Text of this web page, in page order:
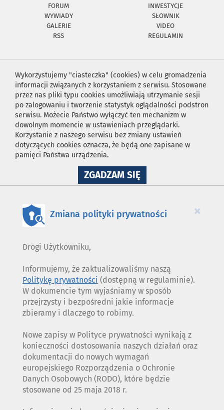
FORUM
INWESTYCJE
WYWIADY
SŁOWNIK
GALERIE
VIDEO
RSS
REGULAMIN
Wykorzystujemy "ciasteczka" (cookies) w celu gromadzenia
informacji związanych z korzystaniem z serwisu. Stosowane
przez nas pliki typu cookies umożliwiają utrzymanie sesji
po zalogowaniu i tworzenie statystyk oglądalności podstron
serwisu. Możecie Państwo wyłączyć ten mechanizm w
dowolnym momencie w ustawieniach przeglądarki.
Korzystanie z naszego serwisu bez zmiany ustawień
dotyczących cookies oznacza, że będą one zapisane w
pamięci Państwa urządzenia.
ZGADZAM SIĘNA
WYKORZYSTANIE
×
Zmiana polityki prywatności
Drogi Użytkowniku,
Informujemy, że zaktualizowaliśmy naszą
Politykę prywatności (dostępną w regulaminie).
W dokumencie tym wyjaśniamy w sposób
przejrzysty i bezpośredni jakie informacje
zbieramy i dlaczego to robimy.
Nowe zapisy w Polityce prywatności wynikają z
konieczności dostosowania naszych działań oraz
dokumentacji do nowych wymagań
europejskiego Rozporządzenia o Ochronie
Danych Osobowych (RODO), które będzie
stosowane od 25 maja 2018 r.